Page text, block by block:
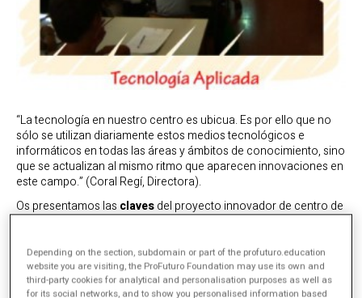
“La tecnología en nuestro centro es ubicua. Es por ello que no
sólo se utilizan diariamente estos medios tecnológicos e
informáticos en todas las áreas y ámbitos de conocimiento, sino
que se actualizan al mismo ritmo que aparecen innovaciones en
este campo.” (Coral Regí, Directora).
Os presentamos las clavesdel proyecto innovador de centro de
Un centro “integrador” de innovación
La escuela Virolai se encuentra en un lugar privilegiado de la
ciudad de Barcelona: justo encima del parc Güell, referencia del
Depending on the section, subdomain or part of the profuturo.education
website you are visiting, the ProFuturo Foundation may use its own and
third-party cookies for analytical and personalisation purposes as well as
for its social networks, and to show you personalised information based